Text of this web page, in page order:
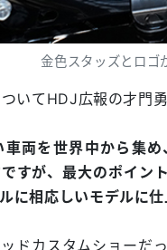
金色スタッズとロゴ
いてHDJ広報の才門
車両を世界中から集
すが、最大のポイン
に相応しいモデルに仕
ドカスタムショーだ